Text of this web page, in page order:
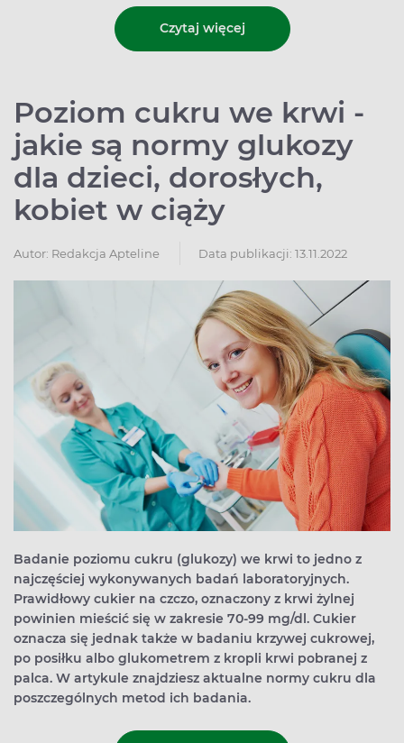
Czytaj więcej
Poziom cukru we krwi -
jakie są normy glukozy
dla dzieci, dorosłych,
kobiet w ciąży
Autor: Redakcja Apteline Data publikacji: 13.11.2022
Badanie poziomu cukru (glukozy) we krwi to jedno z
najczęściej wykonywanych badań laboratoryjnych.
Prawidłowy cukier na czczo, oznaczony z krwi żylnej
powinien mieścić się w zakresie 70-99 mg/dl. Cukier
oznacza się jednak także w badaniu krzywej cukrowej,
po posiłku albo glukometrem z kropli krwi pobranej z
palca. W artykule znajdziesz aktualne normy cukru dla
poszczególnych metod ich badania.